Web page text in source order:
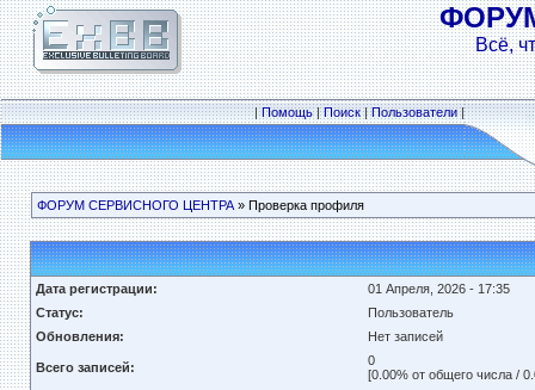
Всё,
|Помощь|Поиск|Пользователи|
ФОРУМ СЕРВИСНОГО ЦЕНТРА» Проверка профиля
Дата регистрации:
01 Апреля, 2026 - 17:35
Статус:
Пользователь
Обновления:
Нет записей
Всего записей:
0
[0.00% от общего числа /